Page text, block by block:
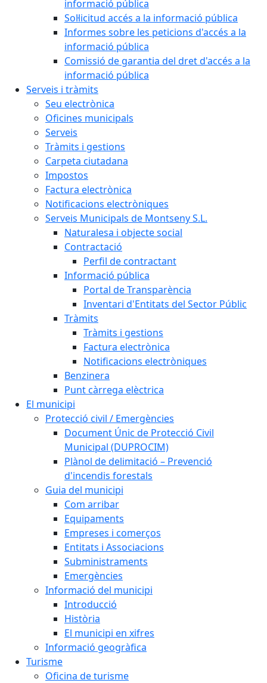
informació pública
Sol·licitud accés a la informació pública
Informes sobre les peticions d'accés a la
informació pública
Comissió de garantia del dret d'accés a la
informació pública
Serveis i tràmits
Seu electrònica
Oficines municipals
Serveis
Tràmits i gestions
Carpeta ciutadana
Impostos
Factura electrònica
Notificacions electròniques
Serveis Municipals de Montseny S.L.
Naturalesa i objecte social
Contractació
Perfil de contractant
Informació pública
Portal de Transparència
Inventari d'Entitats del Sector Públic
Tràmits
Tràmits i gestions
Factura electrònica
Notificacions electròniques
Benzinera
Punt càrrega elèctrica
El municipi
Protecció civil / Emergències
Document Únic de Protecció Civil
Municipal (DUPROCIM)
Plànol de delimitació – Prevenció
d'incendis forestals
Guia del municipi
Com arribar
Equipaments
Empreses i comerços
Entitats i Associacions
Subministraments
Emergències
Informació del municipi
Introducció
Història
El municipi en xifres
Informació geogràfica
Turisme
Oficina de turisme